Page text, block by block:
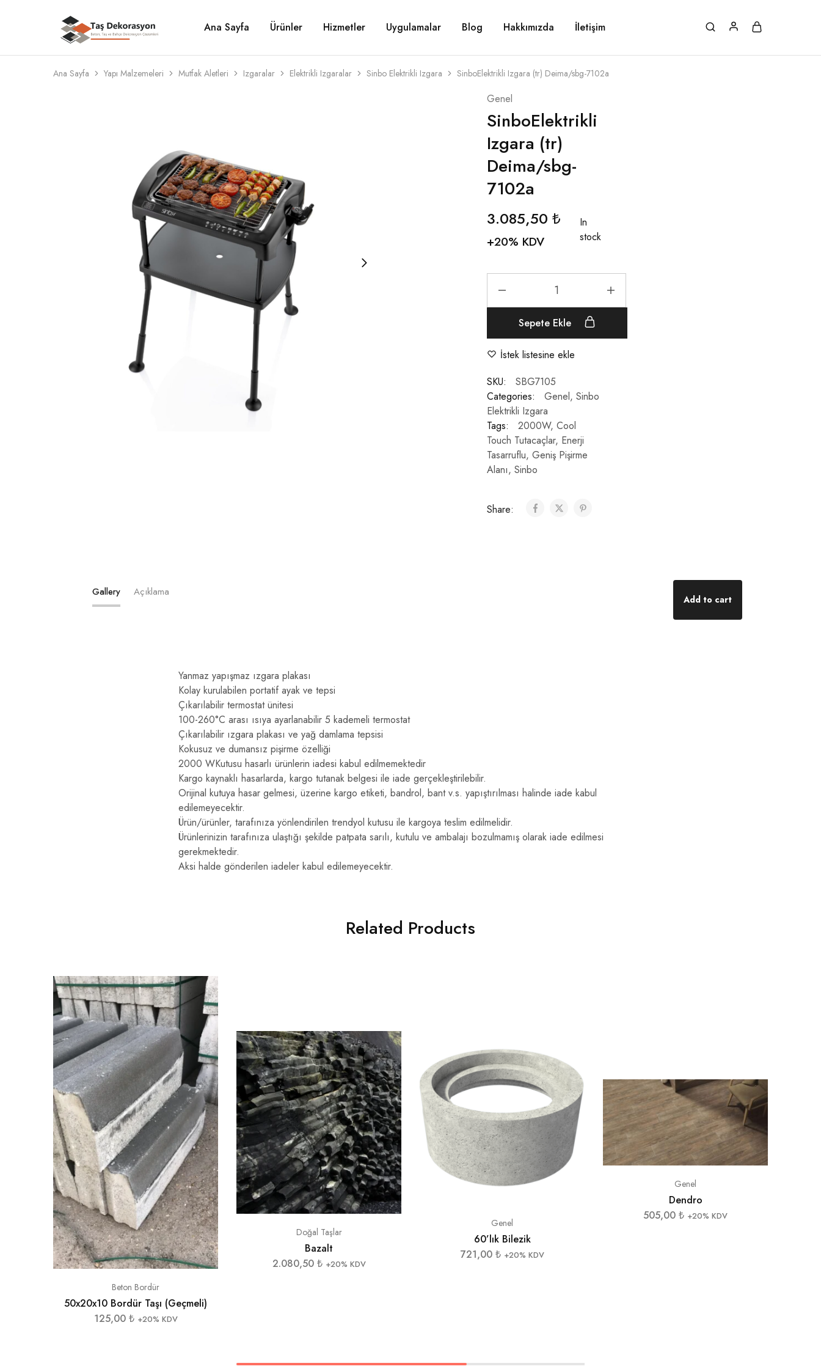
Taş
Dekorasyon
Beton,
Taş
Bahçe
Dekorasyon
Çözümleri
Ana Sayfa Ürünler Hizmetler Uygulamalar Blog Hakkımızda İletişim
Ana Sayfa Yapı Malzemeleri Mutfak Aletleri Izgaralar Elektrikli Izgaralar Sinbo Elektrikli Izgara SinboElektrikli Izgara (tr) Deima/sbg-7102a
Genel
SinboElektrikli
Izgara (tr)
Deima/sbg-
7102a
3.085,50 ₺
+20% KDV
In
stock
Sepete Ekle
İstek listesine ekle
SKU:
SBG7105
Categories:
Genel, Sinbo
Elektrikli Izgara
Tags:
2000W, Cool
Touch Tutacaçlar, Enerji
Tasarruflu, Geniş Pişirme
Alanı, Sinbo
Share:
Gallery Açıklama
Add to cart
Yanmaz yapışmaz ızgara plakası
Kolay kurulabilen portatif ayak ve tepsi
Çıkarılabilir termostat ünitesi
100-260°C arası ısıya ayarlanabilir 5 kademeli termostat
Çıkarılabilir ızgara plakası ve yağ damlama tepsisi
Kokusuz ve dumansız pişirme özelliği
2000 WKutusu hasarlı ürünlerin iadesi kabul edilmemektedir
Kargo kaynaklı hasarlarda, kargo tutanak belgesi ile iade gerçekleştirilebilir.
Orijinal kutuya hasar gelmesi, üzerine kargo etiketi, bandrol, bant v.s. yapıştırılması halinde iade kabul
edilemeyecektir.
Ürün/ürünler, tarafınıza yönlendirilen trendyol kutusu ile kargoya teslim edilmelidir.
Ürünlerinizin tarafınıza ulaştığı şekilde patpata sarılı, kutulu ve ambalajı bozulmamış olarak iade edilmesi
gerekmektedir.
Aksi halde gönderilen iadeler kabul edilemeyecektir.
Related Products
Beton Bordür
50x20x10 Bordür Taşı (Geçmeli)
125,00 ₺ +20% KDV
Doğal Taşlar
Bazalt
2.080,50 ₺ +20% KDV
Genel
60’lık Bilezik
721,00 ₺ +20% KDV
Genel
Dendro
505,00 ₺ +20% KDV